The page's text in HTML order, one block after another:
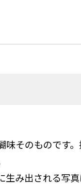
味そのものです
み出される写真